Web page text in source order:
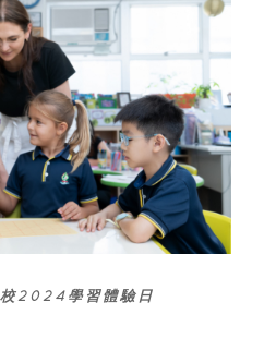
2024學習體驗日